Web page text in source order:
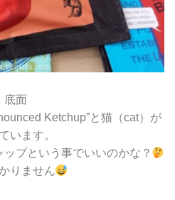
底面
Ketchup”と猫（cat）が
います。
プという事でいいのかな？
りません